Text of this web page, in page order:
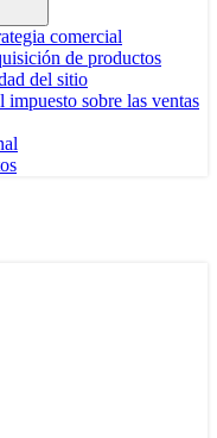
comercial
de productos
del sitio
impuesto sobre las ventas